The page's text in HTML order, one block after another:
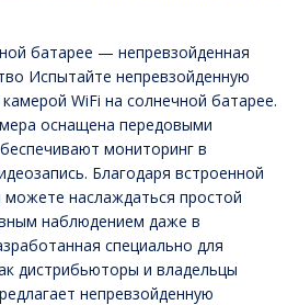
батарее — непревзойденная
Испытайте непревзойденную
WiFi на солнечной батарее.
оснащена передовыми
мониторинг в
Благодаря встроенной
наслаждаться простой
наблюдением даже в
специально для
дистрибьюторы и владельцы
непревзойденную